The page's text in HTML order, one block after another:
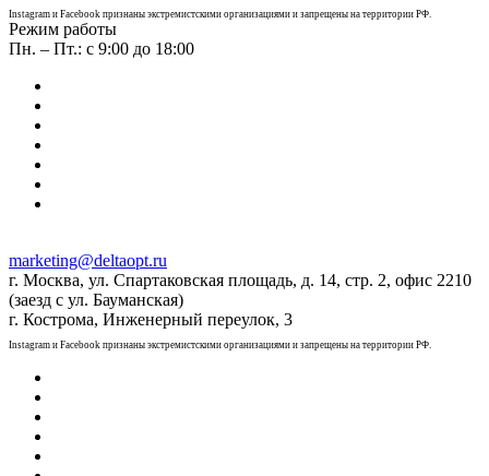
Instagram и Facebook признаны экстремистскими организациями и запрещены на территории РФ.
Режим работы
Пн. – Пт.: с 9:00 до 18:00
marketing@deltaopt.ru
г. Москва, ул. Спартаковская площадь, д. 14, стр. 2, офис 2210
(заезд с ул. Бауманская)
г. Кострома, Инженерный переулок, 3
Instagram и Facebook признаны экстремистскими организациями и запрещены на территории РФ.